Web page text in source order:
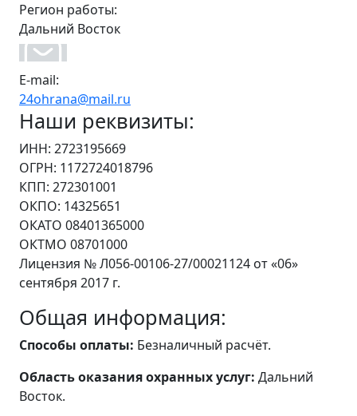
Регион работы:
Дальний Восток
E-mail:
24ohrana@mail.ru
Наши реквизиты:
ИНН: 2723195669
ОГРН: 1172724018796
КПП: 272301001
ОКПО: 14325651
ОКАТО 08401365000
ОКТМО 08701000
Лицензия № Л056-00106-27/00021124 от «06»
сентября 2017 г.
Общая информация:
Способы оплаты: Безналичный расчёт.
Область оказания охранных услуг: Дальний
Восток.